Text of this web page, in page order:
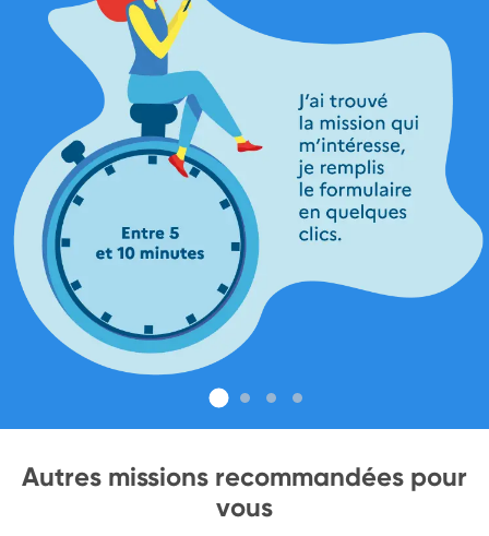
Autres missions recommandées pour
vous